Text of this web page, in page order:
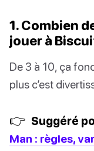
1. Combien
jouer à
De 3 à 10, ça
plus c’est
👉 Suggéré
Man : règles,